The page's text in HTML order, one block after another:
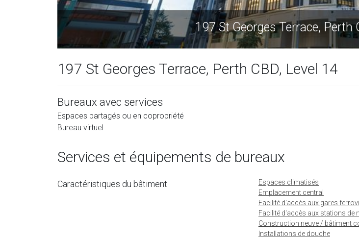
197 St Georges Terrace, Perth
197 St Georges Terrace, Perth CBD, Level 14
Bureaux avec services
Espaces partagés ou en copropriété
Bureau virtuel
Services et équipements de bureaux
Caractéristiques du bâtiment
Espaces climatisés
Emplacement central
Facilité d'accès aux gares
Facilité d'accès aux stations de
Construction neuve / bâtiment
Installations de douche